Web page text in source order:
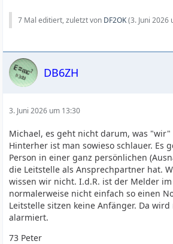
7 Mal editiert, zuletzt von DF2OK(3. Juni 2026
DB6ZH
3. Juni 2026 um 13:30
Michael, es geht nicht darum, was
Hinterher ist man sowieso schlauer. Es
Person in einer ganz persönlichen
die Leitstelle als Ansprechpartner hat.
wissen wir nicht. I.d.R. ist der Melder
normalerweise nicht einfach so einen
Leitstelle sitzen keine Anfänger. Da
alarmiert.
73 Peter